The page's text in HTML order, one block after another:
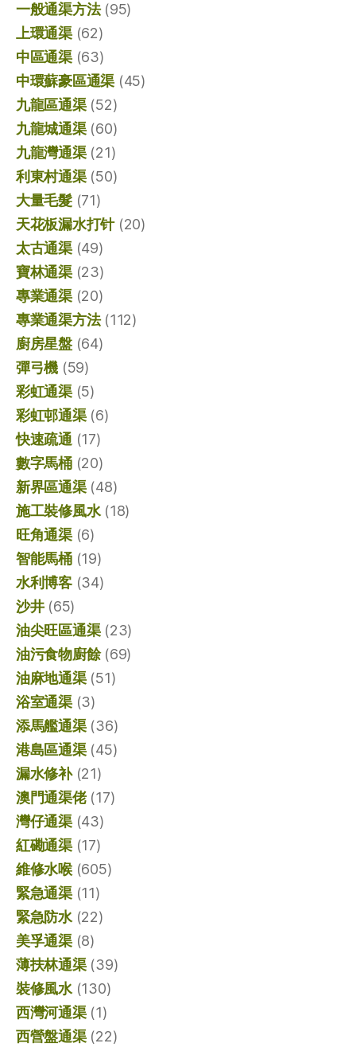
一般通渠方法(95)
上環通渠(62)
中區通渠(63)
中環蘇豪區通渠 (45)
九龍區通渠(52)
九龍城通渠(60)
九龍灣通渠(21)
利東村通渠(50)
大量毛髮(71)
天花板漏水打针(20)
太古通渠(49)
寶林通渠(23)
專業通渠(20)
專業通渠方法(112)
廚房星盤(64)
彈弓機 (59)
彩虹通渠(5)
彩虹邨通渠(6)
快速疏通(17)
數字馬桶(20)
新界區通渠(48)
施工裝修風水(18)
旺角通渠(6)
智能馬桶(19)
水利博客(34)
沙井(65)
油尖旺區通渠(23)
油污食物廚餘(69)
油麻地通渠(51)
浴室通渠(3)
添馬艦通渠(36)
港島區通渠(45)
漏水修补(21)
澳門通渠佬(17)
灣仔通渠(43)
紅磡通渠(17)
維修水喉(605)
緊急通渠(11)
緊急防水(22)
美孚通渠(8)
薄扶林通渠(39)
裝修風水(130)
西灣河通渠(1)
西營盤通渠(22)